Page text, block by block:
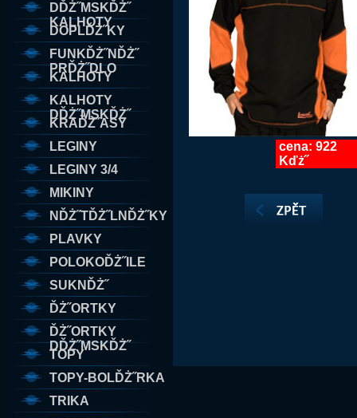
DĎŻ˝MSKĎŻ˝
KALHOTY
DOPLĎŻ˝KY
FUNKĎŻ˝NĎŻ˝
PRĎŻ˝DLO
KALHOTY
KALHOTY
DĎŻ˝MSKĎŻ˝
KRAĎŻ˝ASY
LEGINY
LEGINY 3/4
MIKINY
NĎŻ˝TĎŻ˝LNĎŻ˝KY
PLAVKY
POLOKOĎŻ˝ILE
SUKNĎŻ˝
ĎŻ˝ORTKY
ĎŻ˝ORTKY
DĎŻ˝MSKĎŻ˝
TOPY
TOPY-BOLĎŻ˝RKA
TRIKA
cena: 922
Kďż˝